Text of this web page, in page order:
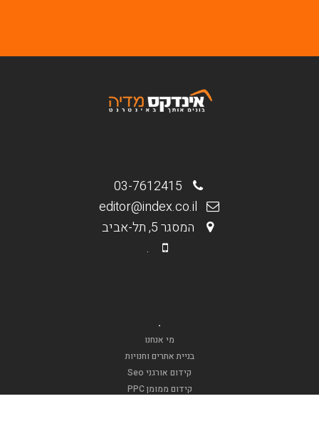
המסגר 5, תל-אביב
.
.
מי אנחנו
בניית אתרים וחנויות
קידום אורגני Seo
קידום ממומן PPC